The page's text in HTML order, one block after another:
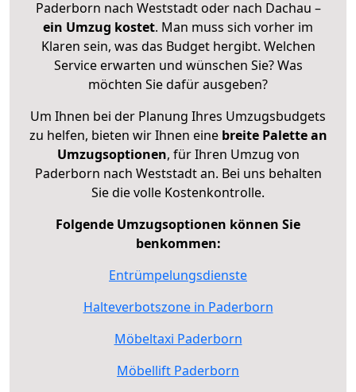
Paderborn nach Weststadt oder nach Dachau –
ein Umzug kostet. Man muss sich vorher im
Klaren sein, was das Budget hergibt. Welchen
Service erwarten und wünschen Sie? Was
möchten Sie dafür ausgeben?
Um Ihnen bei der Planung Ihres Umzugsbudgets
zu helfen, bieten wir Ihnen eine breite Palette an
Umzugsoptionen, für Ihren Umzug von
Paderborn nach Weststadt an. Bei uns behalten
Sie die volle Kostenkontrolle.
Folgende Umzugsoptionen können Sie
benkommen:
Entrümpelungsdienste
Halteverbotszone in Paderborn
Möbeltaxi Paderborn
Möbellift Paderborn